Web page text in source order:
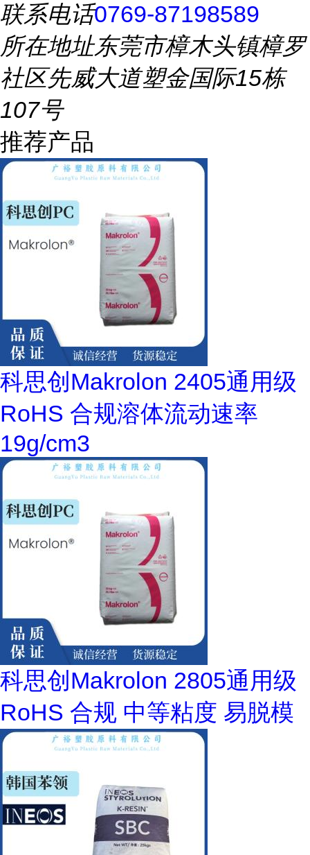
联系电话0769-87198589
所在地址东莞市樟木头镇樟罗
社区先威大道塑金国际15栋
107号
推荐产品
科思创Makrolon 2405通用级
RoHS 合规溶体流动速率
19g/cm3
科思创Makrolon 2805通用级
RoHS 合规 中等粘度 易脱模